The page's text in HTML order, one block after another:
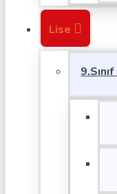
Lise
9.Sınıf